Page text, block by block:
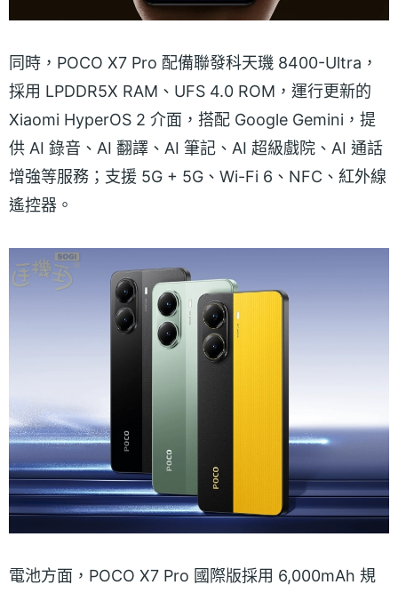
同時，POCO X7 Pro 配備聯發科天璣 8400-Ultra，
採用 LPDDR5X RAM、UFS 4.0 ROM，運行更新的
Xiaomi HyperOS 2 介面，搭配 Google Gemini，提
供 AI 錄音、AI 翻譯、AI 筆記、AI 超級戲院、AI 通話
增強等服務；支援 5G + 5G、Wi-Fi 6、NFC、紅外線
遙控器。
電池方面，POCO X7 Pro 國際版採用 6,000mAh 規